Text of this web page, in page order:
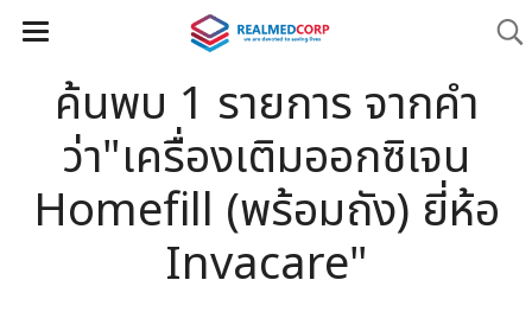
ค้นพบ 1 รายการ จากคำ
ว่า"เครื่องเติมออกซิเจน
Homefill (พร้อมถัง) ยี่ห้อ
Invacare"